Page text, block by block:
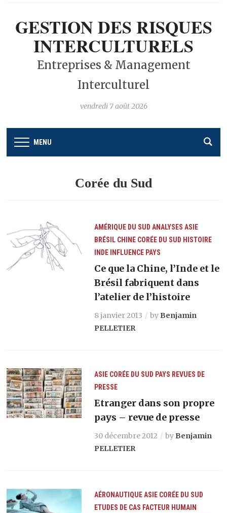
GESTION DES RISQUES
INTERCULTURELS
Entreprises & Management
Interculturel
vendredi 7 août 2026
MENU
Corée du Sud
AMÉRIQUE DU SUD ANALYSES ASIE
BRÉSIL CHINE CORÉE DU SUD HISTOIRE
INDE
INFLUENCE PAYS
Ce que la Chine, l’Inde et le
Brésil fabriquent dans
l’atelier de l’histoire
8 janvier 2013 by Benjamin
PELLETIER
ASIE CORÉE DU SUD PAYS REVUES DE
PRESSE
Etranger dans son propre
pays – revue de presse
30 décembre 2012 by Benjamin
PELLETIER
AÉRONAUTIQUEASIE CORÉE DU SUD
ETUDES DE CAS FACTEUR HUMAIN